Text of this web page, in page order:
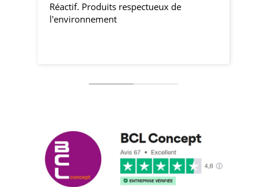
Réactif. Produits respectueux de
l'environnement